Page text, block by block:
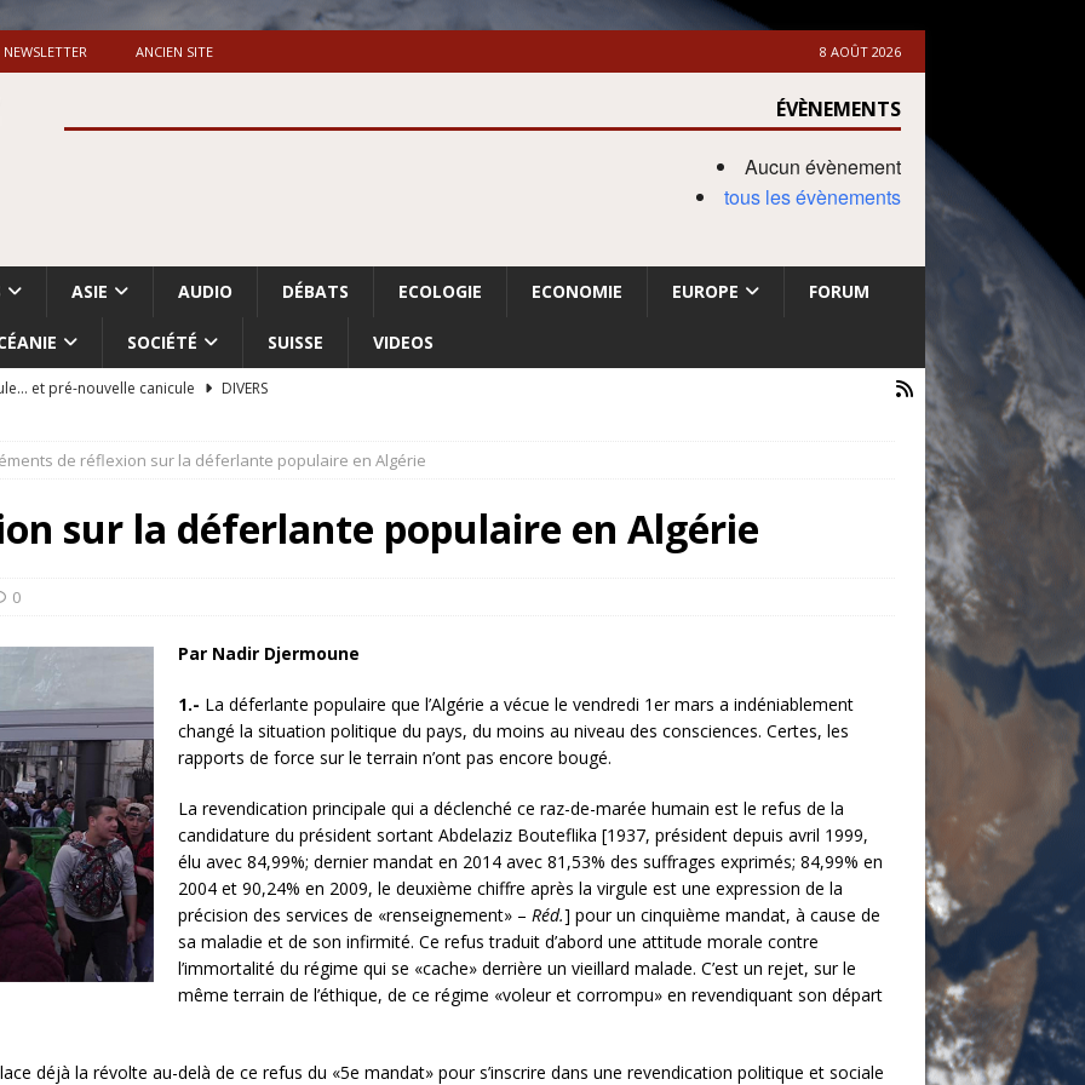
NEWSLETTER ANCIEN SITE 8 AOÛT 2026
ÉVÈNEMENTS
Aucun évènement
tous les évènements
ASIE AUDIO DÉBATS ECOLOGIE ECONOMIE EUROPE FORUM
SOCIÉTÉ SUISSE VIDEOS
et pré-nouvelle canicule
DIVERS
du nettoyage ethnique en Cisjordanie et à Gaza
sur la “fraude électorale” était une blague de mauvais
comptent: l’urgence de la démilitarisation de la Police militaire
de réflexion sur la déferlante populaire en Algérie
sur la déferlante populaire en Algérie
0
Par Nadir Djermoune
1.- La déferlante populaire que l’Algérie a vécue le vendredi 1er mars a indéniablement
changé la situation politique du pays, du moins au niveau des consciences. Certes, les
rapports de force sur le terrain n’ont pas encore bougé.
La revendication principale qui a déclenché ce raz-de-marée humain est le refus de la
candidature du président sortant Abdelaziz Bouteflika [1937, président depuis avril 1999,
élu avec 84,99%; dernier mandat en 2014 avec 81,53% des suffrages exprimés; 84,99% en
2004 et 90,24% en 2009, le deuxième chiffre après la virgule est une expression de la
précision des services de «renseignement» – Réd.] pour un cinquième mandat, à cause de
sa maladie et de son infirmité. Ce refus traduit d’abord une attitude morale contre
l’immortalité du régime qui se «cache» derrière un vieillard malade. C’est un rejet, sur le
même terrain de l’éthique, de ce régime «voleur et corrompu» en revendiquant son départ
déjà la révolte au-delà de ce refus du «5e mandat» pour s’inscrire dans une revendication politique et sociale